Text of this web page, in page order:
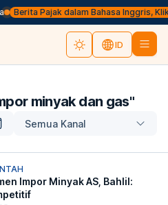
Berita Pajak dalam Bahasa Inggris, Klik
ID
minyak dan gas"
Semua Kanal
Impor Minyak AS, Bahlil: